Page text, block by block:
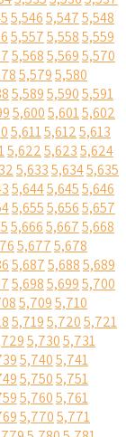
5,5465,5475,548
5,5575,5585,559
5,5685,5695,570
5,5795,580
5,5895,5905,591
5,6005,6015,602
5,6115,6125,613
5,6225,6235,624
5,6335,6345,635
5,6445,6455,646
5,6555,6565,657
5,6665,6675,668
5,6775,678
5,6875,6885,689
5,6985,6995,700
5,7095,710
5,7195,7205,721
5,7305,731
5,7405,741
5,7505,751
5,7605,761
5,7705,771